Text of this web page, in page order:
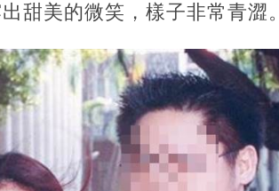
甜美的微笑，樣子非常青澀。